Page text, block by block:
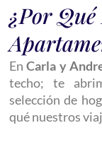
¿Por
EnCarla y
techo; te
selección de
qué nuestros